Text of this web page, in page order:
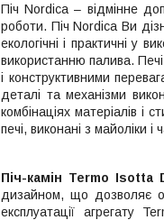
Піч Nordica – відмінне
роботи. Піч Nordica Ви
екологічні і практичні у
використанню палива.
і конструктивними
деталі та механізми
комбінаціях матеріалів і
печі, виконані з майоліки і
Піч-камін Termo Isotta
дизайном, що дозволяє
експлуатації агрегату